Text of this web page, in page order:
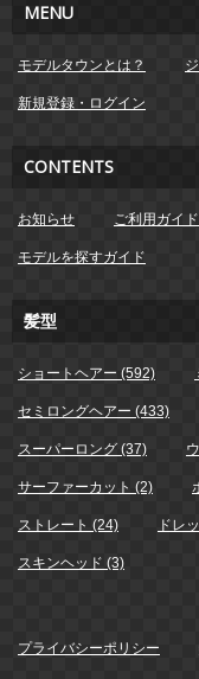
MENU
モデルタウンとは？
新規登録・ログイン
CONTENTS
お知らせ ご利用ガイ
モデルを探すガイド
髪型
ショートヘアー (592)
セミロングヘアー (433)
スーパーロング (37)
サーファーカット (2)
ストレート (24) ドレ
スキンヘッド (3)
プライバシーポリシー